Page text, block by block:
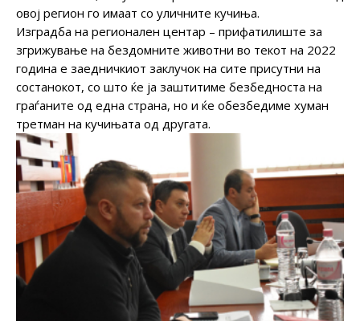
овој регион го имаат со уличните кучиња.
Изградба на регионален центар – прифатилиште за
згрижување на бездомните животни во текот на 2022
година е заедничкиот заклучок на сите присутни на
состанокот, со што ќе ја заштитиме безбедноста на
граѓаните од една страна, но и ќе обезбедиме хуман
третман на кучињата од другата.